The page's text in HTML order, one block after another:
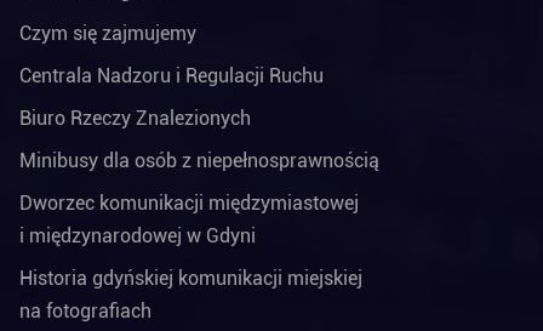
Czym się zajmujemy
Centrala Nadzoru i Regulacji Ruchu
Biuro Rzeczy Znalezionych
Minibusy dla osób z niepełnosprawnością
Dworzec komunikacji międzymiastowej
i międzynarodowej w Gdyni
Historia gdyńskiej komunikacji miejskiej
na fotografiach